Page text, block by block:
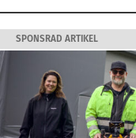
SPONSRAD ARTIKEL